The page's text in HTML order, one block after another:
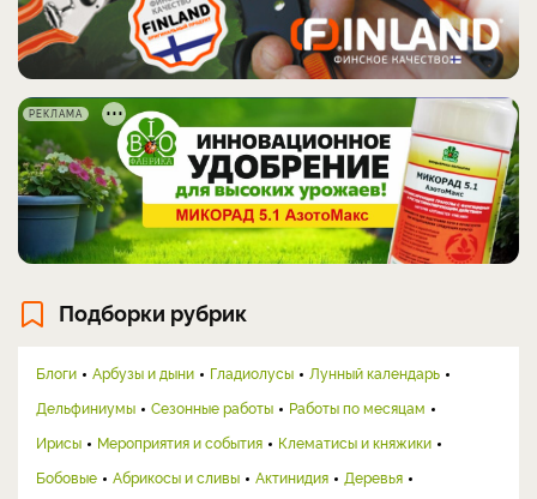
РЕКЛАМА
Подборки рубрик
Блоги Арбузы и дыни Гладиолусы
Лунный календарь
Дельфиниумы
Сезонные работы
Работы по месяцам
Ирисы
Мероприятия и события
Клематисы и княжики
Бобовые
Абрикосы и сливы Актинидия
Деревья